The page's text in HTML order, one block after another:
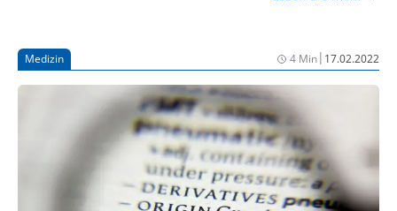
Serotypen die breiteste Abdeckung unter den bislang
ermöglicht.
Medizin 4 Min| 17.02.2022